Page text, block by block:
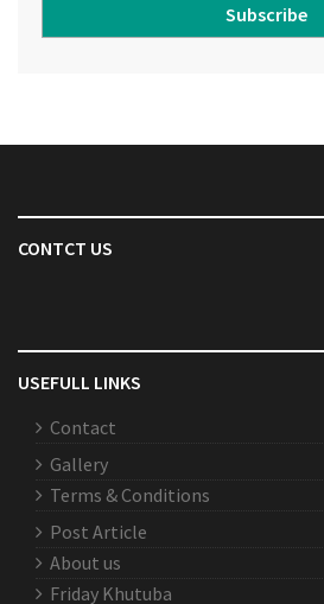
Subscribe
CONTCT US
USEFULL LINKS
Contact
Gallery
Terms & Conditions
Post Article
About us
Friday Khutuba